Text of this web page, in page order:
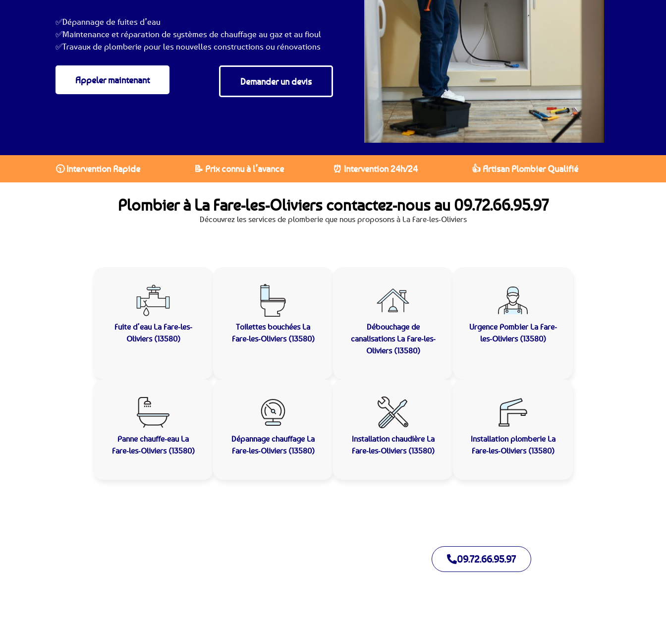
✅Dépannage de fuites d’eau
✅Maintenance et réparation de systèmes de chauffage au gaz et au fioul
✅Travaux de plomberie pour les nouvelles constructions ou rénovations
Appeler maintenant Demander un devis
🕥 Intervention Rapide 📝 Prix connu à l’avance ⏰ Intervention 24h/24 👍 Artisan Plombier Qualifié
Plombier à La Fare-les-Oliviers contactez-nous au 09.72.66.95.97
Découvrez les services de plomberie que nous proposons à La Fare-les-Oliviers
Fuite d’eau La Fare-les-
Oliviers (13580)
Toilettes bouchées La
Fare-les-Oliviers (13580)
Débouchage de
canalisations La Fare-les-
Oliviers (13580)
Urgence Pombier La Fare-
les-Oliviers (13580)
Panne chauffe-eau La
Fare-les-Oliviers (13580)
Dépannage chauffage La
Fare-les-Oliviers (13580)
Installation chaudière La
Fare-les-Oliviers (13580)
Installation plomberie La
Fare-les-Oliviers (13580)
09.72.66.95.97